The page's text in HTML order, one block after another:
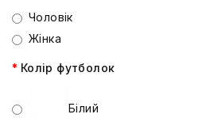
Чоловік
Жінка
Колір футболок
Білий